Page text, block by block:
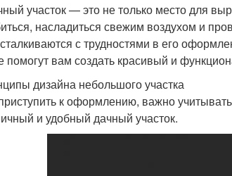
участок — это не только место для
насладиться свежим воздухом и
сталкиваются с трудностями в его
помогут вам создать красивый и
дизайна небольшого участка
к оформлению, важно
и удобный дачный участок.